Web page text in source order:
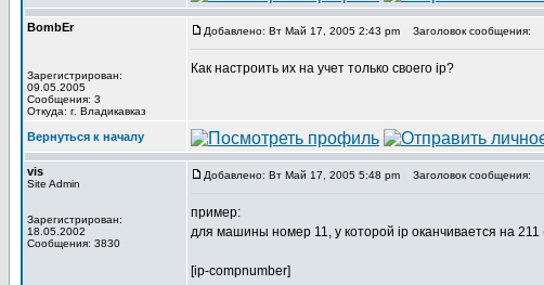
BombEr
Зарегистрирован:
09.05.2005
Сообщения: 3
Откуда: г. Владикавказ
Добавлено: Вт Май 17, 2005 2:43 pm Заголовок сообщения:
Как настроить их на учет только своего ip?
Вернуться к началу
vis
Site Admin
Зарегистрирован:
18.05.2002
Сообщения: 3830
Добавлено: Вт Май 17, 2005 5:48 pm Заголовок сообщения:
пример:
для машины номер 11, у которой ip оканчивается на
[ip-compnumber]